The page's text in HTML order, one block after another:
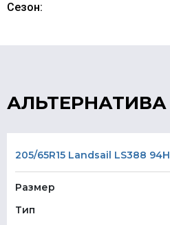
Сезон:
АЛЬТЕРНАТИВА
205/65R15 Landsail LS388 94H
Размер
Тип